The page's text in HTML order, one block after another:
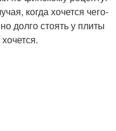
когда хочется чего-
долго стоять у плиты